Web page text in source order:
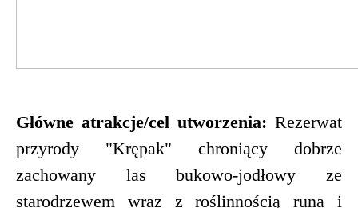
Główne atrakcje/cel utworzenia: Rezerwat
przyrody "Krępak" chroniący dobrze
zachowany las bukowo-jodłowy ze
starodrzewem wraz z roślinnością runa i